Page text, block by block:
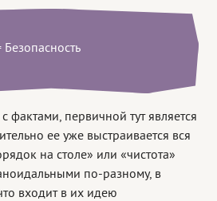
Безопасность
фактами, первичной тут является
ее уже выстраивается вся
на столе» или «чистота»
по-разному, в
входит в их идею